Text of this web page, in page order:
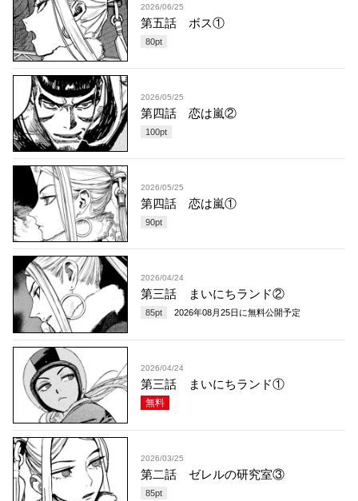
2026/06/25
第五話 ボス①
80pt
2026/05/25
第四話 恋は嵐②
100pt
2026/05/25
第四話 恋は嵐①
90pt
2026/04/24
第三話 まいにちランド②
85pt 2026年08月25日 に無料公開予定
2026/04/24
第三話 まいにちランド①
無料
2026/03/25
第二話 ゼレルの研究室③
85pt